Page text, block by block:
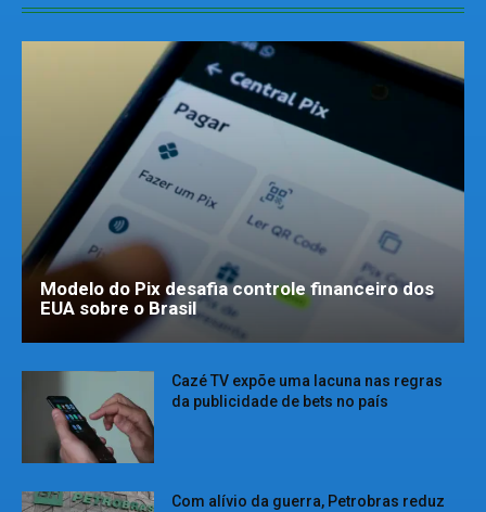
Modelo do Pix desafia controle financeiro dos
EUA sobre o Brasil
Cazé TV expõe uma lacuna nas regras
da publicidade de bets no país
Com alívio da guerra, Petrobras reduz